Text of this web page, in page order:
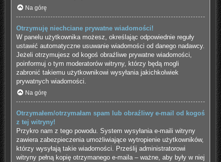
Na górę
Otrzymuję niechciane prywatne wiadomości!
W panelu użytkownika możesz, określając odpowiednie reguły
ustawić automatyczne usuwanie wiadomości od danego nadawcy.
Jeżeli otrzymujesz od kogoś obraźliwe prywatne wiadomości,
poinformuj o tym moderatorów witryny, którzy będą mogli
zabronić takiemu użytkownikowi wysyłania jakichkolwiek
prywatnych wiadomości.
Na górę
Otrzymałem/otrzymałam spam lub obraźliwy e-mail od kogoś
z tej witryny!
Przykro nam z tego powodu. System wysyłania e-maili witryny
zawiera zabezpieczenia umożliwiające wytropienie użytkowników,
którzy wysyłają takie wiadomości. Prześlij administratorowi
witryny pełną kopię otrzymanego e-maila – ważne, aby były w niej